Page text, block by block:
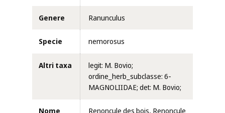
Genere Ranunculus
Specie nemorosus
Altri taxa
legit: M. Bovio;
ordine_herb_subclasse: 6-
MAGNOLIIDAE; det: M. Bovio;